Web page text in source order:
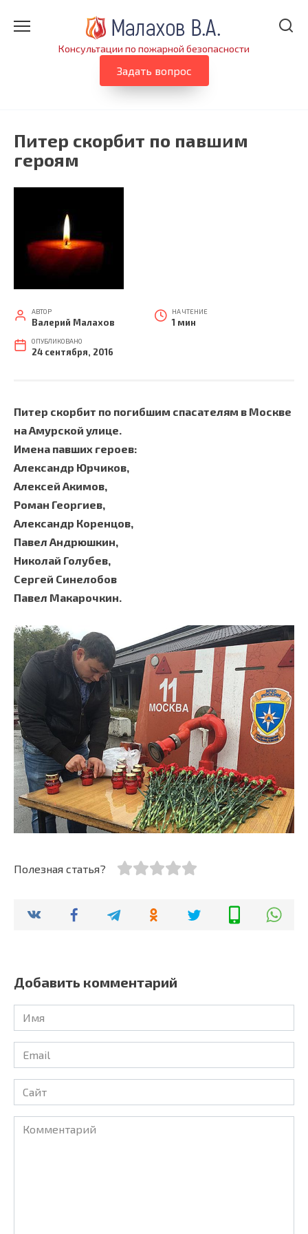
Консультации по пожарной безопасности
Задать вопрос
Питер скорбит по павшим
героям
АВТОР
Валерий Малахов
НА ЧТЕНИЕ
1 мин
ОПУБЛИКОВАНО
24 сентября, 2016
Питер скорбит по погибшим спасателям в Москве
на Амурской улице.
Имена павших героев:
Александр Юрчиков,
Алексей Акимов,
Роман Георгиев,
Александр Коренцов,
Павел Андрюшкин,
Николай Голубев,
Сергей Синелобов
Павел Макарочкин.
Полезная статья?
Добавить комментарий
Имя
Email
Сайт
Комментарий